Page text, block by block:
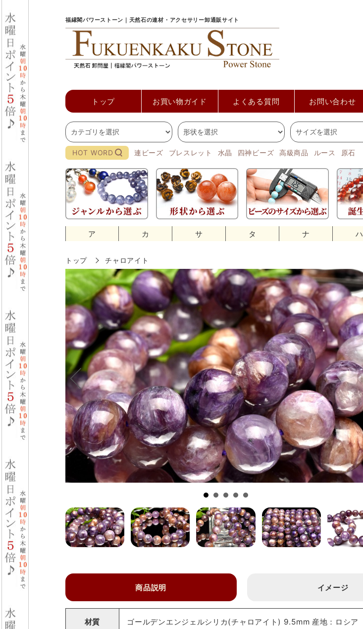
福縁閣パワーストーン｜天然石の連材・アクセサリー卸通販サイト
トップ お買い物ガイド よくある質問 お問い合わせ
HOT WORD 連ビーズ ブレスレット 水晶 四神ビーズ 高級商品 ルース 原石
ア カ サ タ ナ ハ
トップ チャロアイト
商品説明 イメージ
材質 ゴールデンエンジェルシリカ(チャロアイト) 9.5mm 産地：ロシア